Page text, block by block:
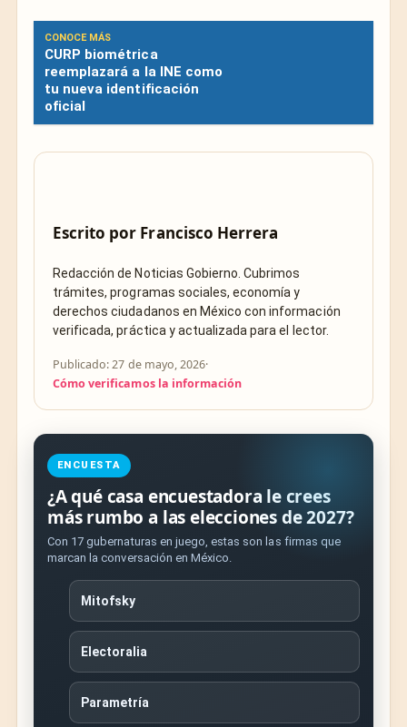
CONOCE MÁS
CURP biométrica
reemplazará a la INE como
tu nueva identificación
oficial
Escrito por Francisco Herrera
Redacción de Noticias Gobierno. Cubrimos
trámites, programas sociales, economía y
derechos ciudadanos en México con información
verificada, práctica y actualizada para el lector.
Publicado: 27 de mayo, 2026·
Cómo verificamos la información
ENCUESTA
¿A qué casa encuestadora le crees
más rumbo a las elecciones de 2027?
Con 17 gubernaturas en juego, estas son las firmas que
marcan la conversación en México.
Mitofsky
Electoralia
Parametría